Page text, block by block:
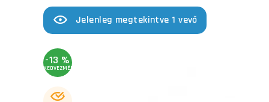
Jelenleg megtekintve 1 vevő
-13 %
KEDVEZMÉNY